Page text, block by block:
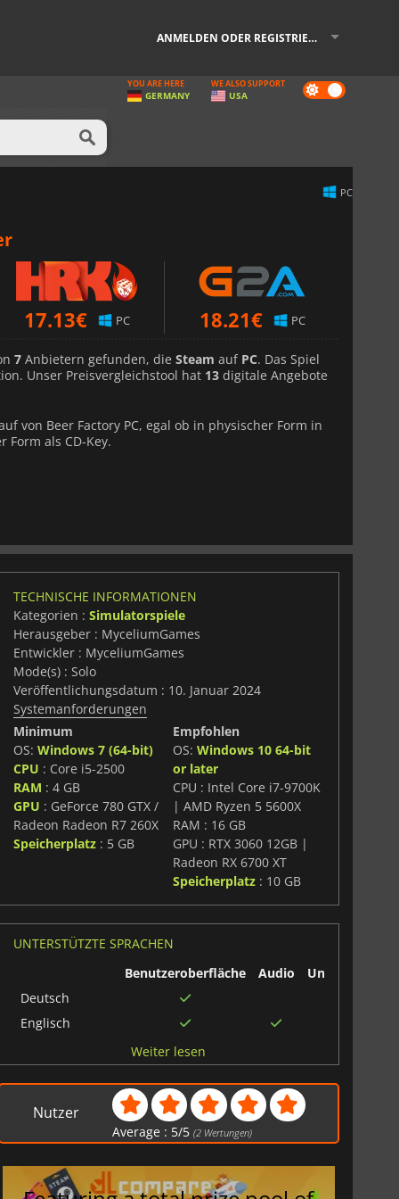
ANMELDEN ODER REGISTRIEREN
Dark
mode
YOU ARE HERE
GERMANY
WE ALSO SUPPORT
USA
PC
17.13€ PC 18.21€ PC
7 Anbietern gefunden, die Steam auf PC. Das Spiel
Unser Preisvergleichstool hat 13 digitale Angebote
von Beer Factory PC, egal ob in physischer Form in
als CD-Key.
TECHNISCHE INFORMATIONEN
Kategorien : Simulatorspiele
Herausgeber : MyceliumGames
Entwickler : MyceliumGames
Mode(s) : Solo
Veröffentlichungsdatum : 10. Januar 2024
Systemanforderungen
Minimum
OS: Windows 7 (64-bit)
CPU : Core i5-2500
RAM : 4 GB
GPU : GeForce 780 GTX /
Radeon Radeon R7 260X
Speicherplatz: 5 GB
Empfohlen
OS:Windows 10 64-bit
or later
CPU : Intel Core i7-9700K
| AMD Ryzen 5 5600X
RAM : 16 GB
GPU : RTX 3060 12GB |
Radeon RX 6700 XT
Speicherplatz : 10 GB
UNTERSTÜTZTE SPRACHEN
Benutzeroberfläche
Audio
Untertitel
Deutsch
Englisch
Finnisch
Tschechisch
Thailändisch
Weiter lesen
Nutzer
Average : 5/5 (2 Wertungen)